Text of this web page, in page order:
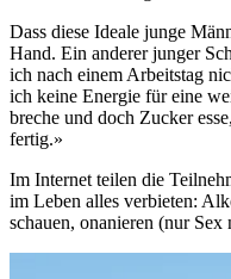
Dass diese Ideale junge
Hand. Ein anderer junger
ich nach einem Arbeitstag
ich keine Energie für eine
breche und doch Zucker
fertig.»
Im Internet teilen die
im Leben alles verbieten:
schauen, onanieren (nur Sex